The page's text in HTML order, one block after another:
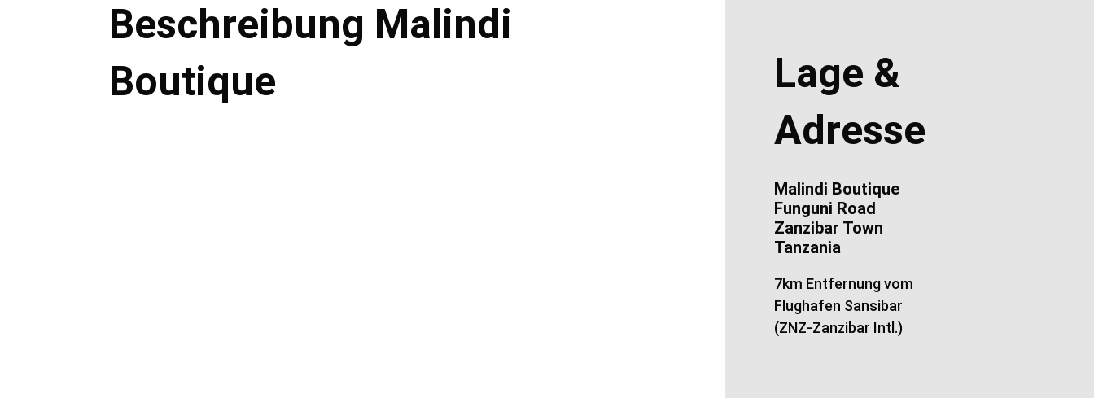
Beschreibung Malindi
Boutique
Lage &
Adresse
Malindi Boutique
Funguni Road
Zanzibar Town
Tanzania
7km Entfernung vom
Flughafen Sansibar
(ZNZ-Zanzibar Intl.)